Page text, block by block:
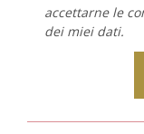
accettarne le
dei miei dati.